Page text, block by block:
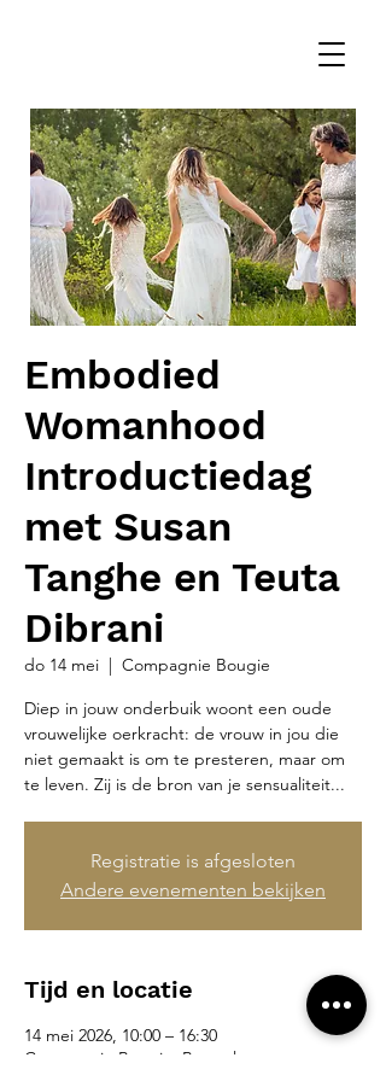
Embodied
Womanhood
Introductiedag
met Susan
Tanghe en Teuta
Dibrani
do 14 mei
  |
Compagnie Bougie
Diep in jouw onderbuik woont een oude
vrouwelijke oerkracht: de vrouw in jou die
niet gemaakt is om te presteren, maar om
te leven. Zij is de bron van je sensualiteit...
Registratie is afgesloten
Andere evenementen bekijken
Tijd en locatie
14 mei 2026, 10:00 – 16:30
Compagnie Bougie, Brusselsesteenweg